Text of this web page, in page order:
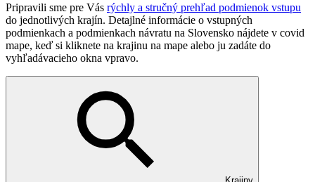
Pripravili sme pre Vás rýchly a stručný prehľad podmienok vstupu
do jednotlivých krajín. Detajlné informácie o vstupných
podmienkach a podmienkach návratu na Slovensko nájdete v covid
mape, keď si kliknete na krajinu na mape alebo ju zadáte do
vyhľadávacieho okna vpravo.